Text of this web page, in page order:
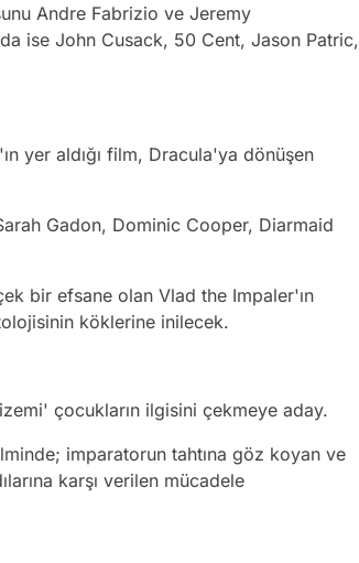
Andre Fabrizio ve Jeremy
ise John Cusack, 50 Cent, Jason Patric,
yer aldığı film, Dracula'ya dönüşen
Gadon, Dominic Cooper, Diarmaid
bir efsane olan Vlad the Impaler'ın
köklerine inilecek.
çocukların ilgisini çekmeye aday.
imparatorun tahtına göz koyan ve
karşı verilen mücadele